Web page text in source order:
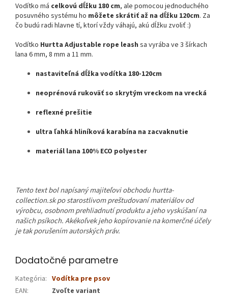
Vodítko má celkovú dĺžku 180 cm, ale pomocou jednoduchého
posuvného systému ho môžete skrátiť až na dĺžku 120cm. Za
čo budú radi hlavne tí, ktorí vždy váhajú, akú dĺžku zvoliť :)
Vodítko Hurtta Adjustable rope leash sa vyrába ve 3 šírkach
lana 6 mm, 8 mm a 11 mm.
nastaviteľná dĺžka vodítka 180-120cm
neoprénová rukoväť so skrytým vreckom na vrecká
reflexné prešitie
ultra ľahká hliníková karabína na zacvaknutie
materiál lana 100% ECO polyester
Tento text bol napísaný majiteľovi obchodu hurtta-
collection.sk po starostlivom preštudovaní materiálov od
výrobcu, osobnom prehliadnutí produktu a jeho vyskúšaní na
našich psíkoch. Akékoľvek jeho kopírovanie na komerčné účely
je tak porušením autorských práv.
Dodatočné parametre
Kategória: Vodítka pre psov
EAN: Zvoľte variant